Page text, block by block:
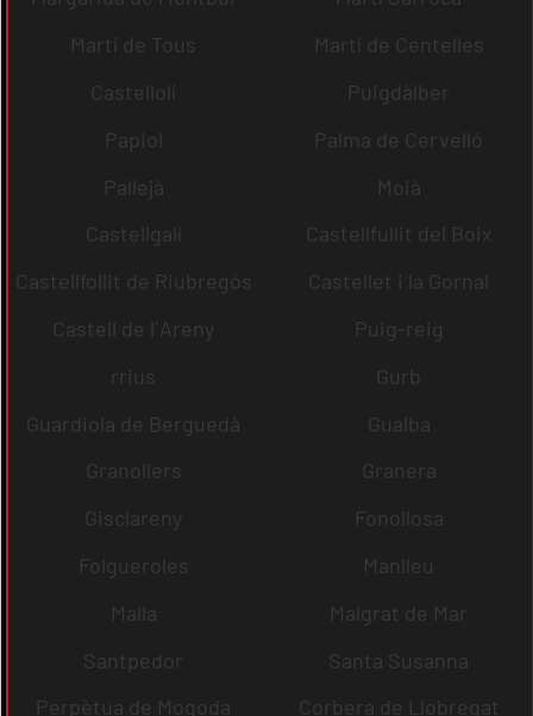
Martí de Tous
Martí de Centelles
Castellolí
Puigdàlber
Papiol
Palma de Cervelló
Pallejà
Moià
Castellgalí
Castellfullit del Boix
Castellfollit de Riubregós
Castellet i la Gornal
Castell de l´Areny
Puig-reig
rrius
Gurb
Guardiola de Berguedà
Gualba
Granollers
Granera
Gisclareny
Fonollosa
Folgueroles
Manlleu
Malla
Malgrat de Mar
Santpedor
Santa Susanna
Perpètua de Mogoda
Corbera de Llobregat